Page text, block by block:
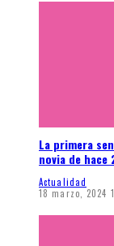
La primera
novia de hace
Actualidad
18 marzo, 2024